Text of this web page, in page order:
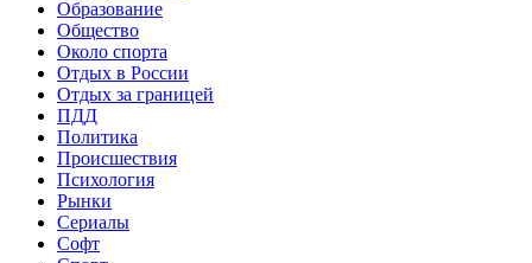
Образование
Общество
Около спорта
Отдых в России
Отдых за границей
ПДД
Политика
Происшествия
Психология
Рынки
Сериалы
Софт